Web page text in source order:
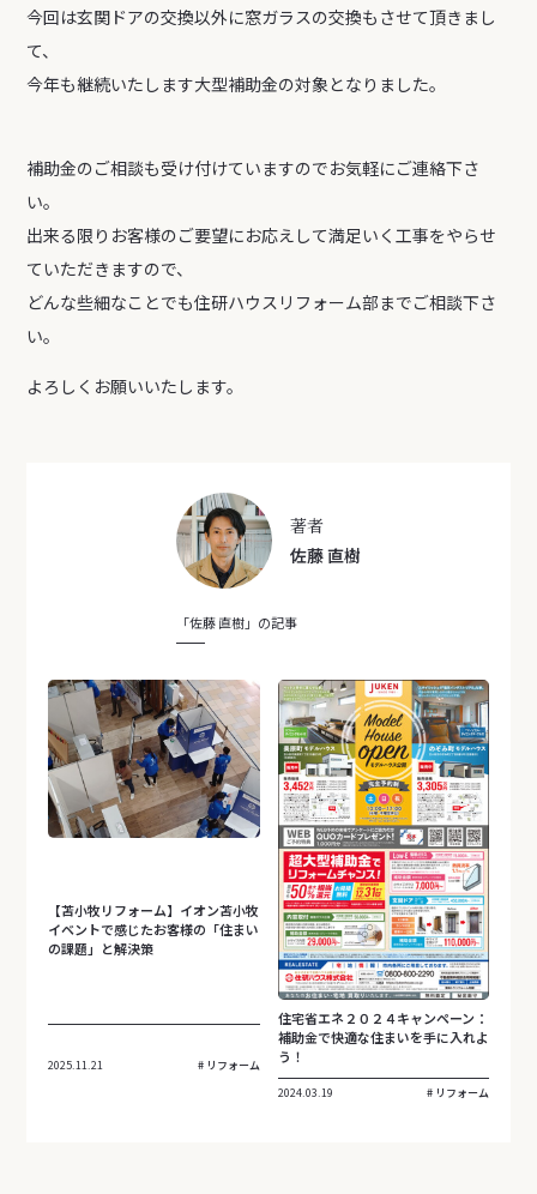
今回は玄関ドアの交換以外に窓ガラスの交換もさせて頂きまし
て、
今年も継続いたします大型補助金の対象となりました。
補助金のご相談も受け付けていますのでお気軽にご連絡下さ
い。
出来る限りお客様のご要望にお応えして満足いく工事をやらせ
ていただきますので、
どんな些細なことでも住研ハウスリフォーム部までご相談下さ
い。
よろしくお願いいたします。
著者
佐藤 直樹
「佐藤 直樹」の記事
【苫小牧リフォーム】イオン苫小牧
イベントで感じたお客様の「住まい
の課題」と解決策
2025.11.21 リフォーム
住宅省エネ２０２４キャンペーン：
補助金で快適な住まいを手に入れよ
う！
2024.03.19 リフォーム